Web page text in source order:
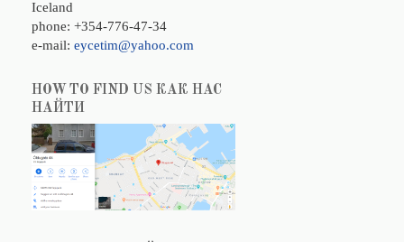
Iceland
phone: +354-776-47-34
e-mail: eycetim@yahoo.com
HOW TO FIND US КАК НАС
НАЙТИ